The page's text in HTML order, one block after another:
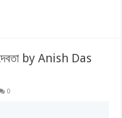
by Anish Das
0